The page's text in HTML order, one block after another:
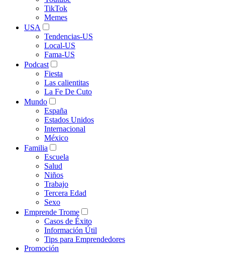
TikTok
Memes
USA
Tendencias-US
Local-US
Fama-US
Podcast
Fiesta
Las calientitas
La Fe De Cuto
Mundo
España
Estados Unidos
Internacional
México
Familia
Escuela
Salud
Niños
Trabajo
Tercera Edad
Sexo
Emprende Trome
Casos de Éxito
Información Útil
Tips para Emprendedores
Promoción